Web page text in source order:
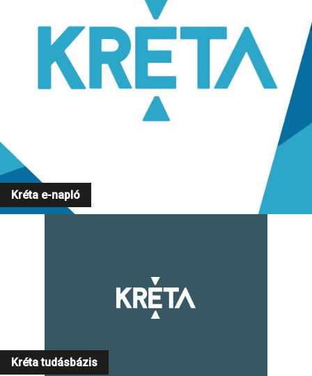
Kréta e-napló
Kréta tudásbázis